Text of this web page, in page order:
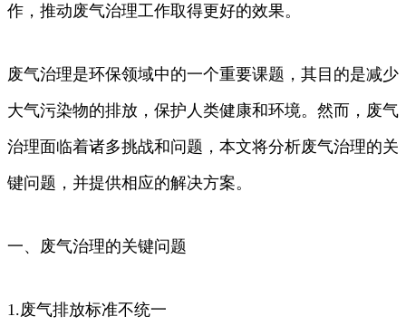
作，推动废气治理工作取得更好的效果。
废气治理是环保领域中的一个重要课题，其目的是减少
大气污染物的排放，保护人类健康和环境。然而，废气
治理面临着诸多挑战和问题，本文将分析废气治理的关
键问题，并提供相应的解决方案。
一、废气治理的关键问题
1.废气排放标准不统一